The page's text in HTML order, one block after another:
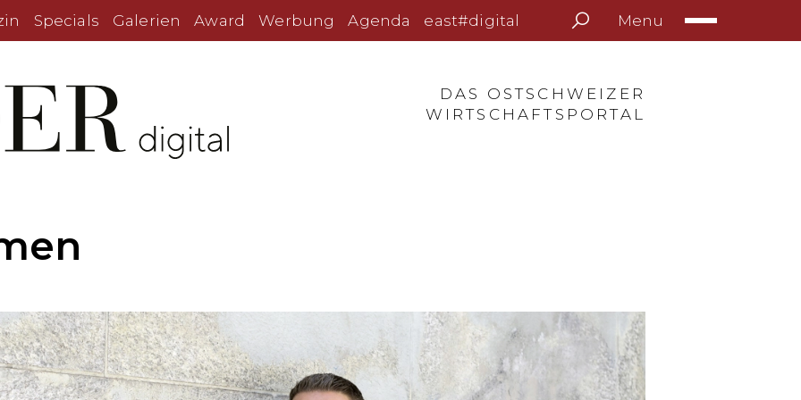
Specials Galerien Award Werbung Agenda east#digital Menu
DAS OSTSCHWEIZER
WIRTSCHAFTSPORTAL